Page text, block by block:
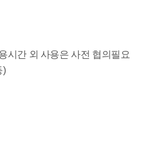
시간 외 사용은 사전 협의필요
)